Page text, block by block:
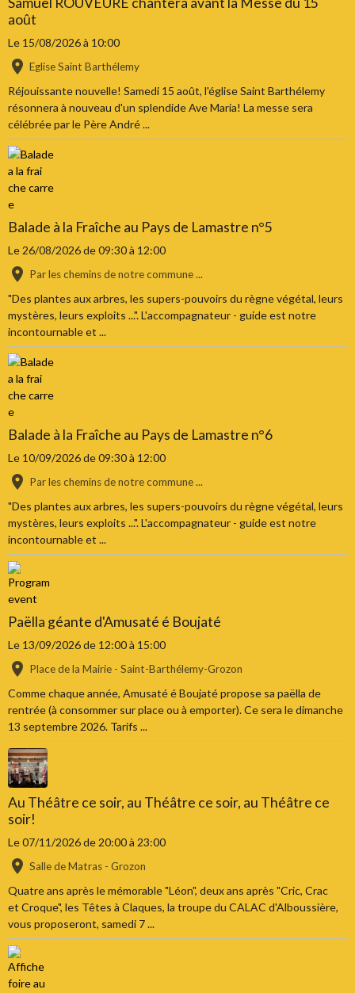
août
Le 15/08/2026à 10:00
Eglise Saint Barthélemy
Réjouissante nouvelle! Samedi 15 août, l'église Saint Barthélemy
résonnera à nouveau d'un splendide Ave Maria! La messe sera
célébrée par le Père André ...
Balade à la Fraîche au Pays de Lamastre n°5
Le 26/08/2026de 09:30à 12:00
Par les chemins de notre commune ...
"Des plantes aux arbres, les supers-pouvoirs du règne végétal, leurs
mystères, leurs exploits ...". L'accompagnateur - guide est notre
incontournable et ...
Balade à la Fraîche au Pays de Lamastre n°6
Le 10/09/2026de 09:30à 12:00
Par les chemins de notre commune ...
"Des plantes aux arbres, les supers-pouvoirs du règne végétal, leurs
mystères, leurs exploits ...". L'accompagnateur - guide est notre
incontournable et ...
Paëlla géante d'Amusaté é Boujaté
Le 13/09/2026de 12:00à 15:00
Place de la Mairie - Saint-Barthélemy-Grozon
Comme chaque année, Amusaté é Boujaté propose sa paëlla de
rentrée (à consommer sur place ou à emporter). Ce sera le dimanche
13 septembre 2026. Tarifs ...
Au Théâtre ce soir, au Théâtre ce soir, au Théâtre ce
soir!
Le 07/11/2026de 20:00à 23:00
Salle de Matras - Grozon
Quatre ans après le mémorable "Léon", deux ans après "Cric, Crac
et Croque", les Têtes à Claques, la troupe du CALAC d'Alboussière,
vous proposeront, samedi 7 ...